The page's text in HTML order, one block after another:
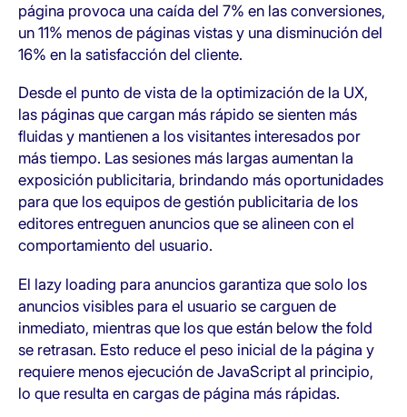
página provoca una caída del 7% en las conversiones,
un 11% menos de páginas vistas y una disminución del
16% en la satisfacción del cliente.
Desde el punto de vista de la optimización de la UX,
las páginas que cargan más rápido se sienten más
fluidas y mantienen a los visitantes interesados por
más tiempo. Las sesiones más largas aumentan la
exposición publicitaria, brindando más oportunidades
para que los equipos de gestión publicitaria de los
editores entreguen anuncios que se alineen con el
comportamiento del usuario.
El lazy loading para anuncios garantiza que solo los
anuncios visibles para el usuario se carguen de
inmediato, mientras que los que están below the fold
se retrasan. Esto reduce el peso inicial de la página y
requiere menos ejecución de JavaScript al principio,
lo que resulta en cargas de página más rápidas.